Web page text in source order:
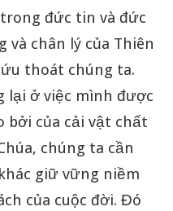
đức tin và đức
chân lý của Thiên
thoát chúng ta.
lại ở việc mình được
bởi của cải vật chất
chúng ta cần
giữ vững niềm
của cuộc đời. Đó